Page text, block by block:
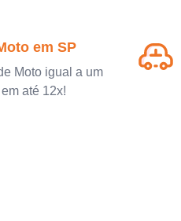
em SP
Moto igual a um
até 12x!